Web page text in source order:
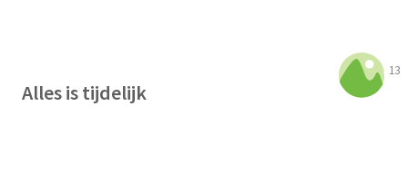
13
Alles is tijdelijk